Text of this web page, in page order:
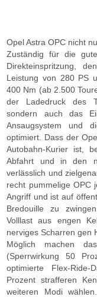
Opel Astra OPC nicht
Zuständig für die
Direkteinspritzung,
Leistung von 280 PS
400 Nm (ab 2.500
der Ladedruck des
sondern auch das
Ansaugsystem und
optimiert. Dass der
Autobahn-Kurier ist,
Abfahrt und in den
verlässlich und
recht pummelige OPC
Angriff und ist auf
Bredouille zu
Volllast aus engen
nerviges Scharren gen
Möglich machen
(Sperrwirkung 50
optimierte Flex-
Prozent strafferen
weiteren Modi